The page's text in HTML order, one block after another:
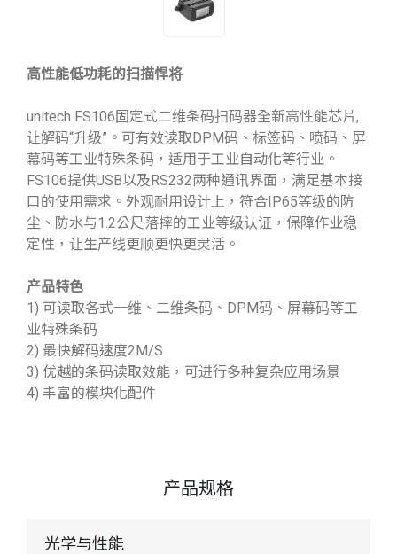
高性能低功耗的扫描悍将
unitech FS106固定式二维条码扫码器全新高性能芯片,
让解码“升级”。可有效读取DPM码、标签码、喷码、屏
幕码等工业特殊条码，适用于工业自动化等行业。
FS106提供USB以及RS232两种通讯界面，满足基本接
口的使用需求。外观耐用设计上，符合IP65等级的防
尘、防水与1.2公尺落摔的工业等级认证，保障作业稳
定性，让生产线更顺更快更灵活。
产品特色
1) 可读取各式一维、二维条码、DPM码、屏幕码等工
业特殊条码
2) 最快解码速度2M/S
3) 优越的条码读取效能，可进行多种复杂应用场景
4) 丰富的模块化配件
产品规格
光学与性能